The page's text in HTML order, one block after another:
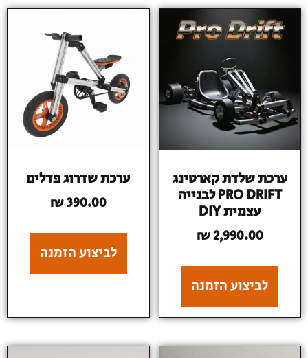
ערכת שלדת קארטינג
PRO DRIFT לבנייה
עצמית DIY
₪2,990.00
לביצוע הזמנה
ערכת שדרוג פדלים
₪390.00
לביצוע הזמנה